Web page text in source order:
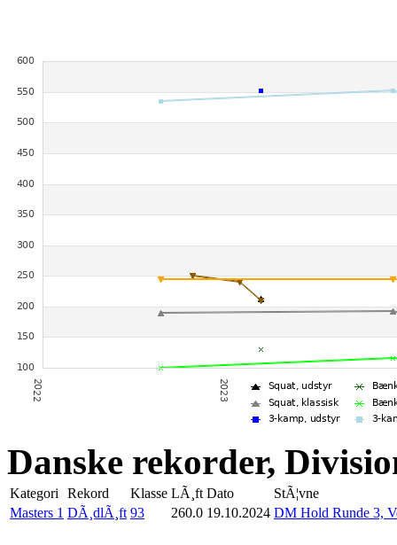
Danske rekorder,
Kategori Rekord Klasse LÃ¸ft Dato
StÃ¦vne
Masters 1 DÃ¸dlÃ¸ft 93 260.0 19.10.2024 DM Hold Runde 3,